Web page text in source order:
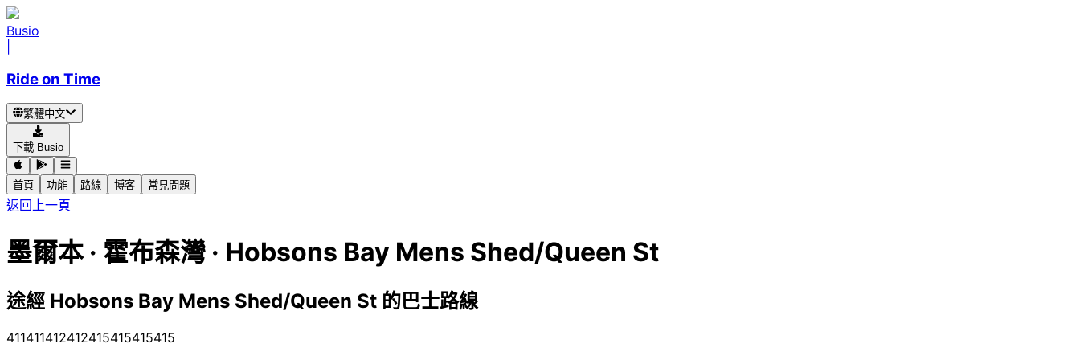
Busio
Ride on Time
繁體中文
下載 Busio
首頁 功能 路線 博客 常見問題
返回上一頁
墨爾本 · 霍布森灣 · Hobsons Bay Mens Shed/Queen St
途經 Hobsons Bay Mens Shed/Queen St 的巴士路線
411411412412415415415415